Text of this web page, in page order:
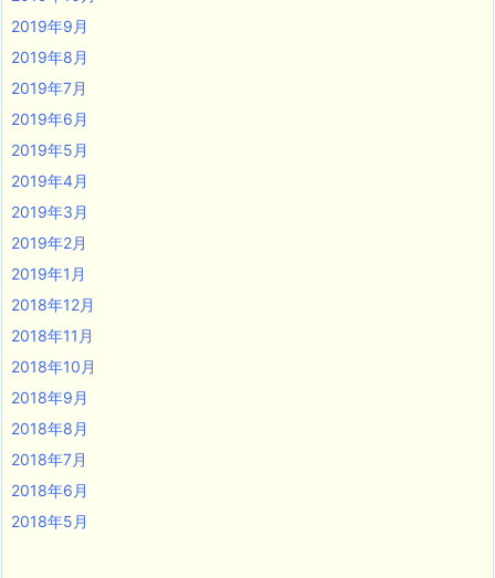
2019年9月
2019年8月
2019年7月
2019年6月
2019年5月
2019年4月
2019年3月
2019年2月
2019年1月
2018年12月
2018年11月
2018年10月
2018年9月
2018年8月
2018年7月
2018年6月
2018年5月